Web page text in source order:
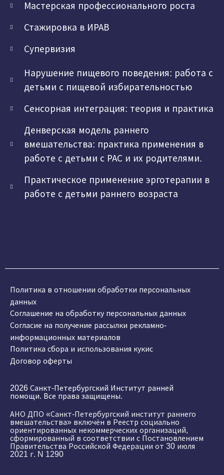
Мастерская профессионального роста
Стажировка в ИРАВ
Супервизия
Нарушение пищевого поведения: работа с
детьми с пищевой избирательностью
Сенсорная интеграция: теория и практика
Денверская модель раннего
вмешательства: практика применения в
работе с детьми с РАС и их родителями.
Практическое применение эрготерапии в
работе с детьми раннего возраста
Политика в отношении обработки персональных
данных
Соглашение на обработку персональных данных
Согласие на получение рассылки рекламно-
информационных материалов
Политика сбора и использования кукис
Договор оферты
2026 Санкт-Петербургский Институт ранней
помощи. Все права защищены.
АНО ДПО «Санкт-Петербургский институт раннего
вмешательства» включён в Реестр социально
ориентированных некоммерческих организаций,
сформированный в соответствии с Постановлением
Правительства Российской Федерации от 30 июля
2021 г. N 1290